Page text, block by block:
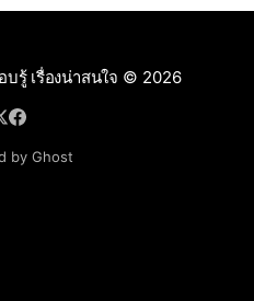
รู้ เรื่องน่าสนใจ © 2026
by Ghost